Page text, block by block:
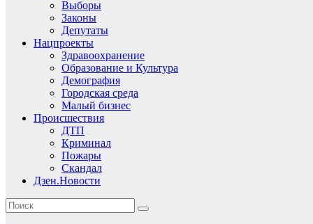
Выборы
Законы
Депутаты
Нацпроекты
Здравоохранение
Образование и Культура
Демография
Городская среда
Малый бизнес
Происшествия
ДТП
Криминал
Пожары
Скандал
Дзен.Новости